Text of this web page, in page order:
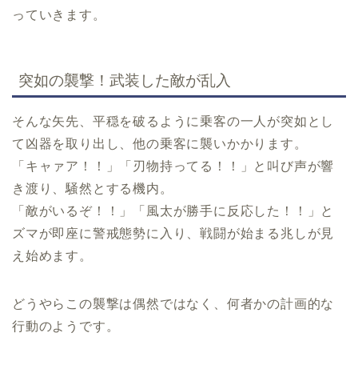
っていきます。
突如の襲撃！武装した敵が乱入
そんな矢先、平穏を破るように乗客の一人が突如とし
て凶器を取り出し、他の乗客に襲いかかります。
「キャァア！！」「刃物持ってる！！」と叫び声が響
き渡り、騒然とする機内。
「敵がいるぞ！！」「風太が勝手に反応した！！」と
ズマが即座に警戒態勢に入り、戦闘が始まる兆しが見
え始めます。
どうやらこの襲撃は偶然ではなく、何者かの計画的な
行動のようです。